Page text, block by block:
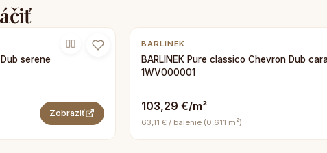
serene
Zobraziť
BARLINEK
BARLINEK Pure classico Chevron Dub
1WV000001
103,29 €/m²
63,11 € / balenie (0,611 m²)